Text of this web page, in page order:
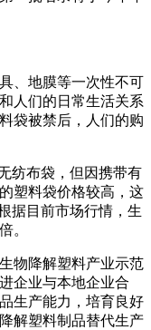
、地膜等一次性不可
人们的日常生活关系
袋被禁后，人们的购
纺布袋，但因携带有
塑料袋价格较高，这
据目前市场行情，生
。
物降解塑料产业示范
企业与本地企业合
生产能力，培育良好
解塑料制品替代生产